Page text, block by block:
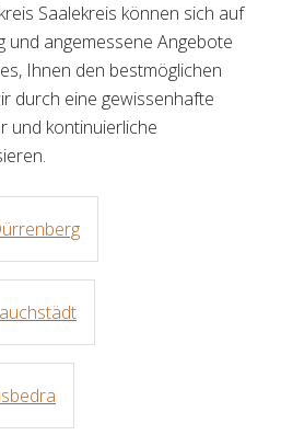
Saalekreis können sich auf
angemessene Angebote
Ihnen den bestmöglichen
durch eine gewissenhafte
und kontinuierliche